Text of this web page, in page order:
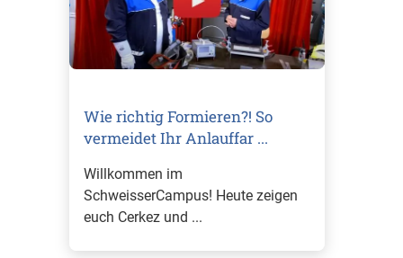
Wie richtig Formieren?! So
vermeidet Ihr Anlauffar ...
Willkommen im
SchweisserCampus! Heute zeigen
euch Cerkez und ...